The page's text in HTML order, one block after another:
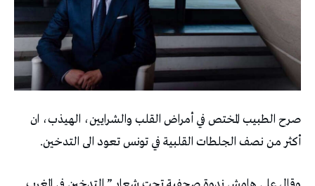
صرح الطبيب المختص في أمراض القلب والشرايين، الهيذب، ان
أكثر من نصف الجلطات القلبية في تونس تعود الى التدخين.